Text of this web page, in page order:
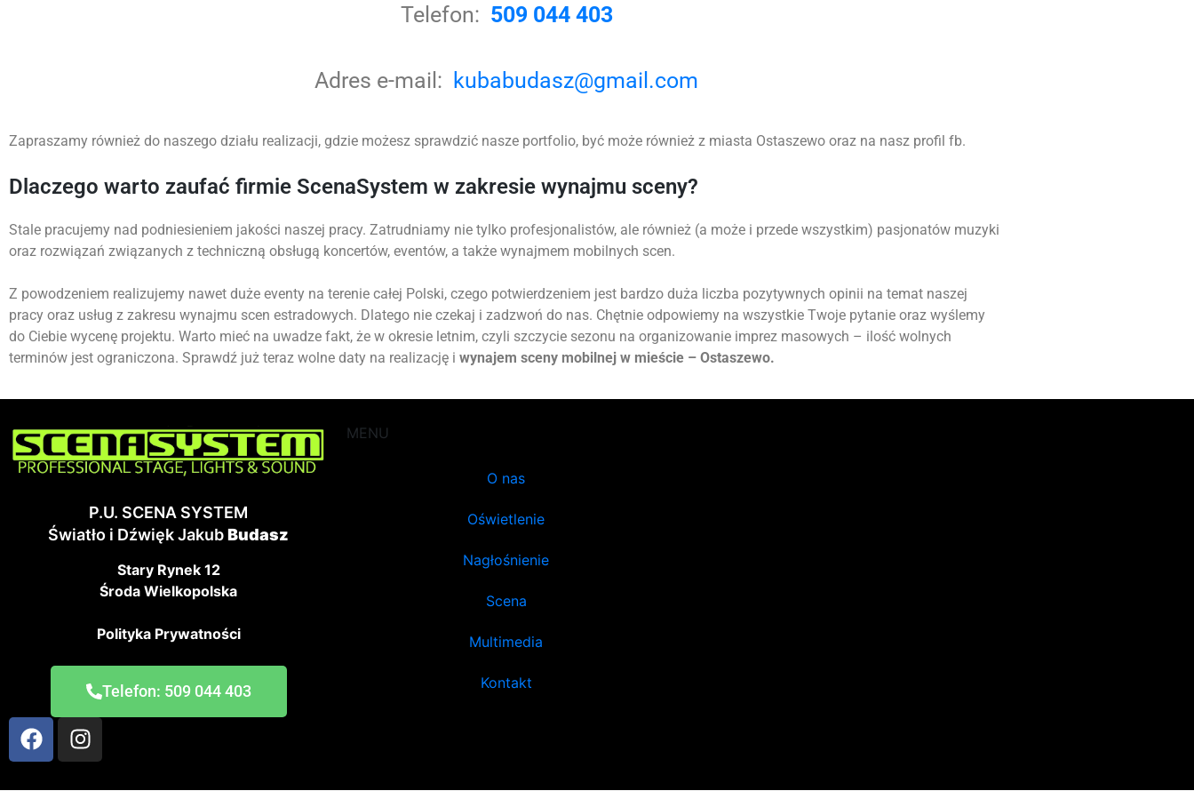
Telefon: 509 044 403
Adres e-mail: kubabudasz@gmail.com
Zapraszamy również do naszego działu realizacji, gdzie możesz sprawdzić nasze portfolio, być może również z miasta Ostaszewo oraz na nasz profil fb.
Dlaczego warto zaufać firmie ScenaSystem w zakresie wynajmu sceny?
Stale pracujemy nad podniesieniem jakości naszej pracy. Zatrudniamy nie tylko profesjonalistów, ale również (a może i przede wszystkim) pasjonatów muzyki
oraz rozwiązań związanych z techniczną obsługą koncertów, eventów, a także wynajmem mobilnych scen.
Z powodzeniem realizujemy nawet duże eventy na terenie całej Polski, czego potwierdzeniem jest bardzo duża liczba pozytywnych opinii na temat naszej
pracy oraz usług z zakresu wynajmu scen estradowych. Dlatego nie czekaj i zadzwoń do nas. Chętnie odpowiemy na wszystkie Twoje pytanie oraz wyślemy
do Ciebie wycenę projektu. Warto mieć na uwadze fakt, że w okresie letnim, czyli szczycie sezonu na organizowanie imprez masowych – ilość wolnych
terminów jest ograniczona. Sprawdź już teraz wolne daty na realizację i wynajem sceny mobilnej w mieście – Ostaszewo.
P.U. SCENA SYSTEM
Światło i Dźwięk JakubBudasz
Stary Rynek 12
Środa Wielkopolska
Polityka Prywatności
Telefon: 509 044 403
MENU
O nas
Oświetlenie
Nagłośnienie
Scena
Multimedia
Kontakt